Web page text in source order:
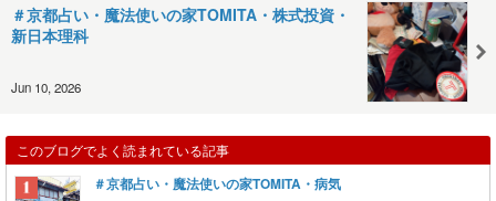
＃京都占い・魔法使いの家TOMITA・株式投資・
新日本理科
Jun 10, 2026
このブログでよく読まれている記事
＃京都占い・魔法使いの家TOMITA・病気